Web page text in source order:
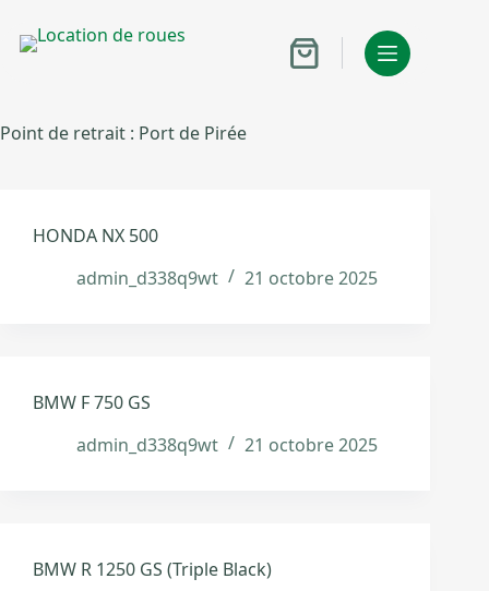
Panier
Point de retrait : Port de Pirée
HONDA NX 500
admin_d338q9wt
21 octobre 2025
BMW F 750 GS
admin_d338q9wt
21 octobre 2025
BMW R 1250 GS (Triple Black)